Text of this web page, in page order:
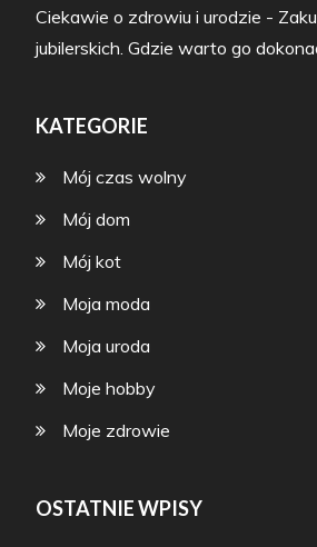
Ciekawie o zdrowiu i urodzie -
jubilerskich. Gdzie warto go
KATEGORIE
Mój czas wolny
Mój dom
Mój kot
Moja moda
Moja uroda
Moje hobby
Moje zdrowie
OSTATNIE WPISY